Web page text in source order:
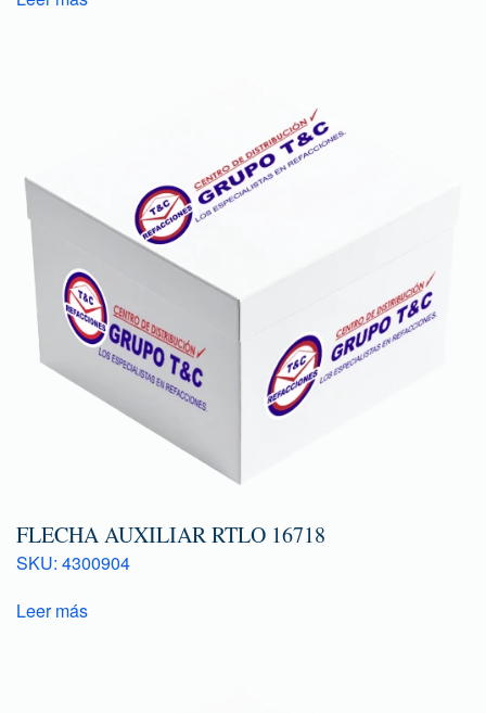
FLECHA AUXILIAR RTLO 16718
SKU: 4300904
Leer más